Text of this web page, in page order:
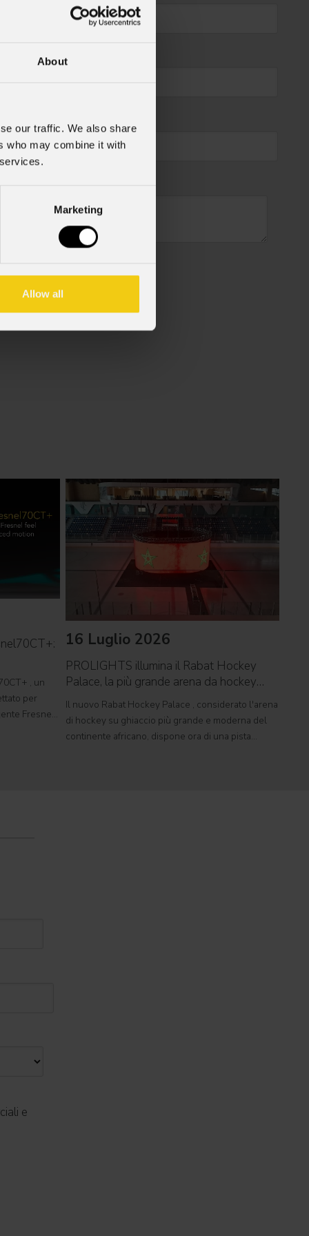
About
our traffic. We also share
who may combine it with
Marketing
Allow all
Policy).
, un
per
Fresnel
16 Luglio 2026
PROLIGHTS illumina il Rabat Hockey
Palace, la più grande arena da hockey
d'Africa
Il nuovo Rabat Hockey Palace , considerato l'arena
di hockey su ghiaccio più grande e moderna del
continente africano, dispone ora di una pista
e